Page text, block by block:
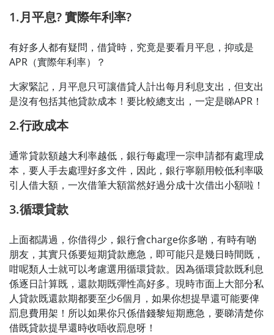
1.月平息? 實際年利率?
有好多人都有疑問，借貸時，究竟是要看月平息，抑或是
APR（實際年利率）？
大家緊記，月平息只可讓借貸人計出每月利息支出，但支出
是沒有包括其他貸款成本！要比較總支出，一定是睇APR！
2.行政成本
通常貸款額越大利率越低，銀行每處理一宗申請都有處理成
本，要人手去處理好多文件，因此，銀行寧願用較低利率吸
引人借大額，一次借筆大額當然好過分成十次借出小額啦！
3.循環貸款
上面都講過，你借得少，銀行會charge你多啲，有時有啲
朋友，其實只係要短期貸款應急，即可能只是幾日時間既，
咁呢類人士就可以考慮選用循環貸款。因為循環貸款既利息
係逐日計算既，還款期既彈性高好多。現時市面上大部分私
人貸款既還款期都要至少6個月，如果你想提早還可能要俾
罰息費用架！所以如果你只係借錢黎短期應急，要睇清楚你
借既貸款提早還時收唔收罰息呀！